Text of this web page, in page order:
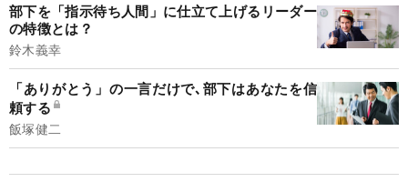
部下を「指示待ち人間」に仕立て上げるリーダー
の特徴とは？
鈴木義幸
「ありがとう」の一言だけで､部下はあなたを信
頼する
飯塚健二